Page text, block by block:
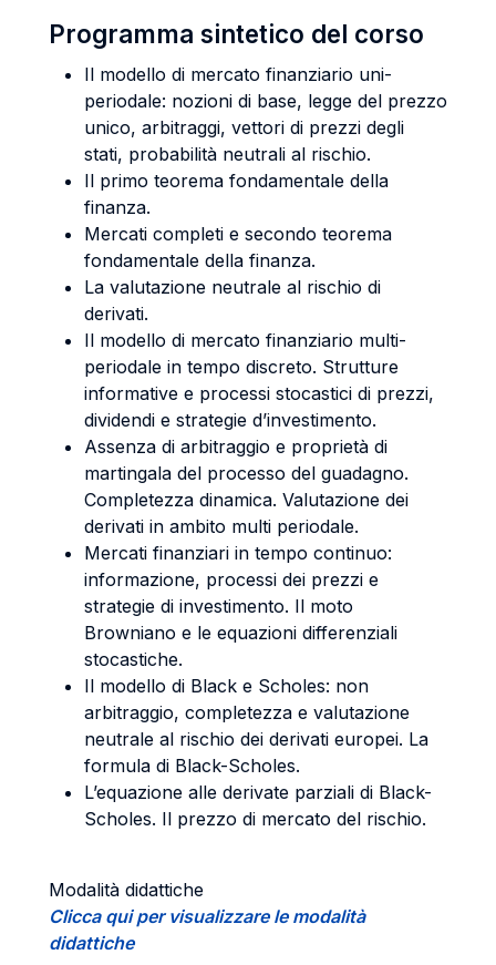
Programma sintetico del corso
Il modello di mercato finanziario uni-
periodale: nozioni di base, legge del prezzo
unico, arbitraggi, vettori di prezzi degli
stati, probabilità neutrali al rischio.
Il primo teorema fondamentale della
finanza.
Mercati completi e secondo teorema
fondamentale della finanza.
La valutazione neutrale al rischio di
derivati.
Il modello di mercato finanziario multi-
periodale in tempo discreto. Strutture
informative e processi stocastici di prezzi,
dividendi e strategie d’investimento.
Assenza di arbitraggio e proprietà di
martingala del processo del guadagno.
Completezza dinamica. Valutazione dei
derivati in ambito multi periodale.
Mercati finanziari in tempo continuo:
informazione, processi dei prezzi e
strategie di investimento. Il moto
Browniano e le equazioni differenziali
stocastiche.
Il modello di Black e Scholes: non
arbitraggio, completezza e valutazione
neutrale al rischio dei derivati europei. La
formula di Black-Scholes.
L’equazione alle derivate parziali di Black-
Scholes. Il prezzo di mercato del rischio.
Modalità didattiche
Clicca qui per visualizzare le modalità
didattiche